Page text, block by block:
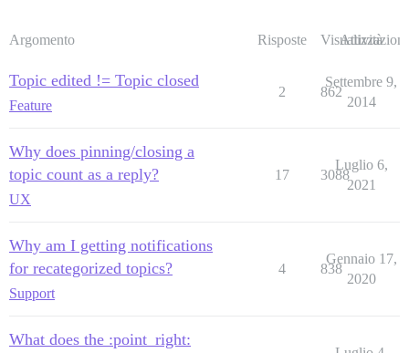
Argomento Risposte Visualizzazioni
Attività
Topic edited != Topic closed
Feature
2 862
Settembre 9,
2014
Why does pinning/closing a
topic count as a reply?
UX
17 3088
Luglio 6,
2021
Why am I getting notifications
for recategorized topics?
Support
4 838
Gennaio 17,
2020
What does the :point_right: